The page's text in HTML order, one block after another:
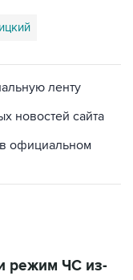
ленту
новостей сайта
официальном
режим ЧС из-